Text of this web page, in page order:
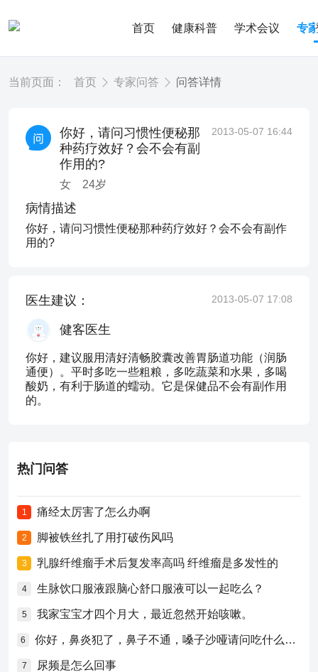
首页 健康科普 学术会议 专
当前页面： 首页 专家问答 问答详情
你好，请问习惯性便秘那
种药疗效好？会不会有副
作用的?
女 24岁
2013-05-07 16:44
病情描述
你好，请问习惯性便秘那种药疗效好？会不会有副作
用的?
医生建议： 2013-05-07 17:08
健客医生
你好，建议服用清好清畅胶囊改善胃肠道功能（润肠
通便）。平时多吃一些粗粮，多吃蔬菜和水果，多喝
酸奶，有利于肠道的蠕动。它是保健品不会有副作用
的。
热门问答
1 痛经太厉害了怎么办啊
2 脚被铁丝扎了用打破伤风吗
3 乳腺纤维瘤手术后复发率高吗 纤维瘤是多发性的
4 生脉饮口服液跟脑心舒口服液可以一起吃么？
5 我家宝宝才四个月大，最近忽然开始咳嗽。
6 你好，鼻炎犯了，鼻子不通，嗓子沙哑请问吃什么药比较好？
7 尿频是怎么回事